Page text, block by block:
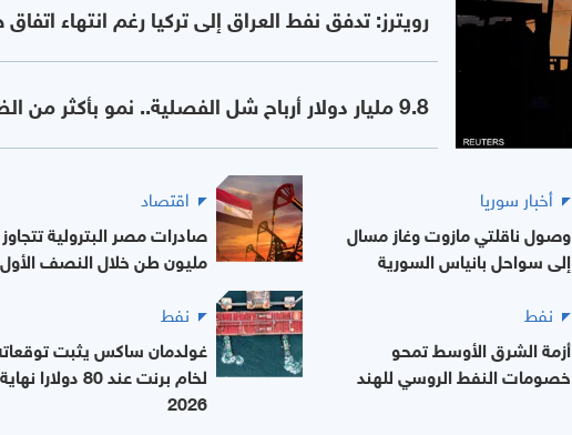
رويترز: تدفق نفط العراق إلى تركيا رغم انتهاء
9.8 مليار دولار أرباح شل الفصلية.. نمو بأكثر من الضعف
أخبار سوريا
وصول ناقلتي مازوت وغاز مسال
إلى سواحل بانياس السورية
اقتصاد
مليون طن خلال النصف الأول
نفط
أزمة الشرق الأوسط تمحو
خصومات النفط الروسي للهند
نفط
غولدمان ساكس يثبت
لخام برنت عند 80 دولارا نهاية
2026